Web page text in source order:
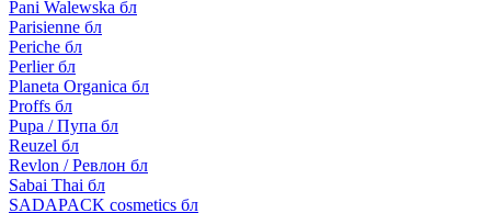
Pani Walewska бл
Parisienne бл
Periche бл
Perlier бл
Planeta Organica бл
Proffs бл
Pupa / Пупа бл
Reuzel бл
Revlon / Ревлон бл
Sabai Thai бл
SADAPACK cosmetics бл